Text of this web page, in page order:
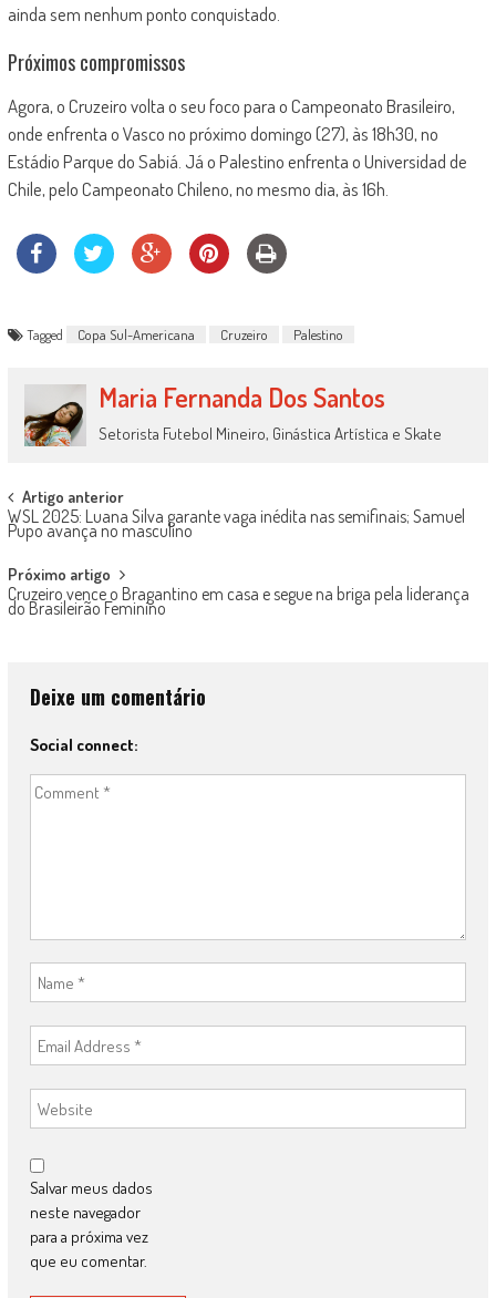
ainda sem nenhum ponto conquistado.
Próximos compromissos
Agora, o Cruzeiro volta o seu foco para o Campeonato Brasileiro,
onde enfrenta o Vasco no próximo domingo (27), às 18h30, no
Estádio Parque do Sabiá. Já o Palestino enfrenta o Universidad de
Chile, pelo Campeonato Chileno, no mesmo dia, às 16h.
Tagged Copa Sul-Americana Cruzeiro Palestino
Maria Fernanda Dos Santos
Setorista Futebol Mineiro, Ginástica Artística e Skate
Post
navigation
Artigo anterior
WSL 2025: Luana Silva garante vaga inédita nas semifinais; Samuel
Pupo avança no masculino
Próximo artigo
Cruzeiro vence o Bragantino em casa e segue na briga pela liderança
do Brasileirão Feminino
Deixe um comentário
Social connect:
Salvar meus dados
neste navegador
para a próxima vez
que eu comentar.